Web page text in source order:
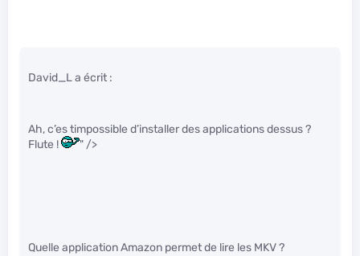
David_L a écrit :
Ah, c’es timpossible d’installer des applications dessus ?
Flute !
" />
Quelle application Amazon permet de lire les MKV ?